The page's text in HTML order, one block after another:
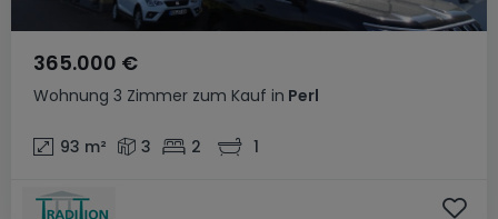
Wohnung 3 Zimmer zum Kauf in Perl
365.000 €
93 m² 3 2 1